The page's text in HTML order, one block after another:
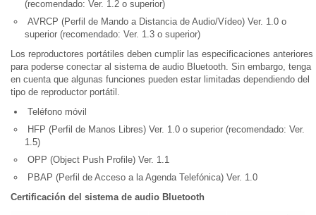
(recomendado: Ver. 1.2 o superior)
AVRCP (Perfil de Mando a Distancia de Audio/Vídeo) Ver. 1.0 o
superior (recomendado: Ver. 1.3 o superior)
Los reproductores portátiles deben cumplir las especificaciones anteriores
para poderse conectar al sistema de audio Bluetooth. Sin embargo, tenga
en cuenta que algunas funciones pueden estar limitadas dependiendo del
tipo de reproductor portátil.
Teléfono móvil
HFP (Perfil de Manos Libres) Ver. 1.0 o superior (recomendado: Ver.
1.5)
OPP (Object Push Profile) Ver. 1.1
PBAP (Perfil de Acceso a la Agenda Telefónica) Ver. 1.0
Certificación del sistema de audio Bluetooth